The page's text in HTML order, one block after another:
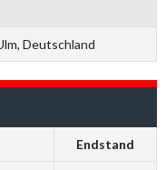
Deutschland
Endstand